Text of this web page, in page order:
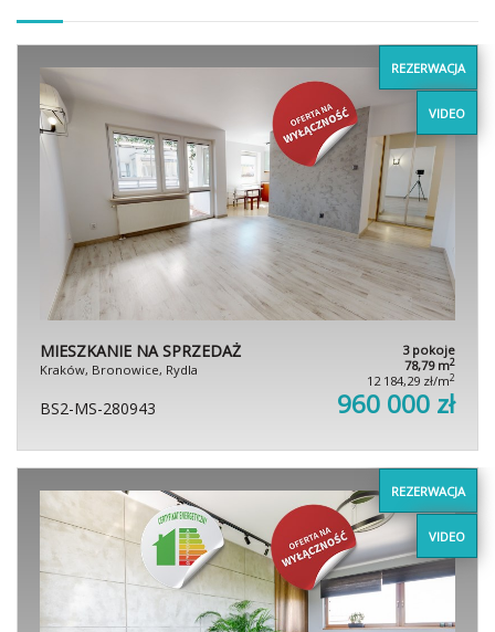
REZERWACJA
VIDEO
MIESZKANIE NA SPRZEDAŻ
Kraków, Bronowice, Rydla
3 pokoje
78,79 m2
12 184,29 zł/m2
BS2-MS-280943 960 000 zł
REZERWACJA
VIDEO